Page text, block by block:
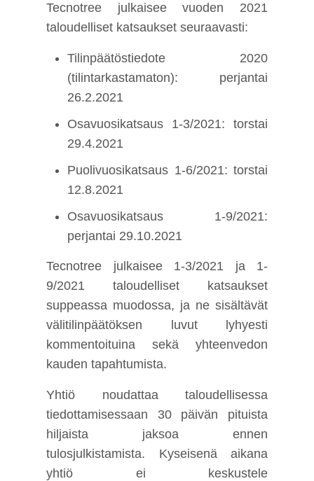
Tecnotree julkaisee vuoden 2021
taloudelliset katsaukset seuraavasti:
Tilinpäätöstiedote 2020
(tilintarkastamaton): perjantai
26.2.2021
Osavuosikatsaus 1-3/2021: torstai
29.4.2021
Puolivuosikatsaus 1-6/2021: torstai
12.8.2021
Osavuosikatsaus 1-9/2021:
perjantai 29.10.2021
Tecnotree julkaisee 1-3/2021 ja 1-
9/2021 taloudelliset katsaukset
suppeassa muodossa, ja ne sisältävät
välitilinpäätöksen luvut lyhyesti
kommentoituina sekä yhteenvedon
kauden tapahtumista.
Yhtiö noudattaa taloudellisessa
tiedottamisessaan 30 päivän pituista
hiljaista jaksoa ennen
tulosjulkistamista. Kyseisenä aikana
yhtiö ei keskustele